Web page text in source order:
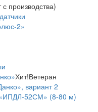
с производства)
2»
Хит!Ветеран
вариант 2
52СМ» (8-80 м)